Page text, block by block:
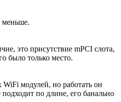
меньше.
это присутствие mPCI слота,
было только место.
модулей, но работать он
подходит по длине, его банально